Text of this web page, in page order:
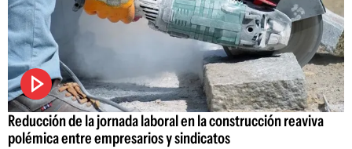
Reducción de la jornada laboral en la construcción reaviva
polémica entre empresarios y sindicatos